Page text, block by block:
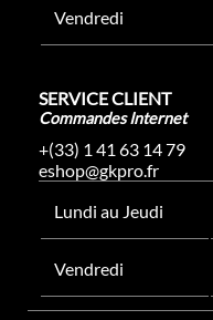
Vendredi
SERVICE CLIENT
Commandes Internet
+(33) 1 41 63 14 79
eshop@gkpro.fr
Lundi au Jeudi
Vendredi